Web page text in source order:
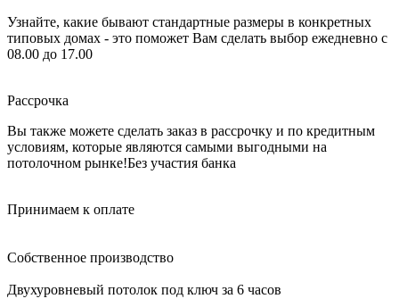
Узнайте, какие бывают стандартные размеры в конкретных
типовых домах - это поможет Вам сделать выбор ежедневно с
08.00 до 17.00
Рассрочка
Вы также можете сделать заказ в рассрочку и по кредитным
условиям, которые являются самыми выгодными на
потолочном рынке!Без участия банка
Принимаем к оплате
Собственное производство
Двухуровневый потолок под ключ за 6 часов